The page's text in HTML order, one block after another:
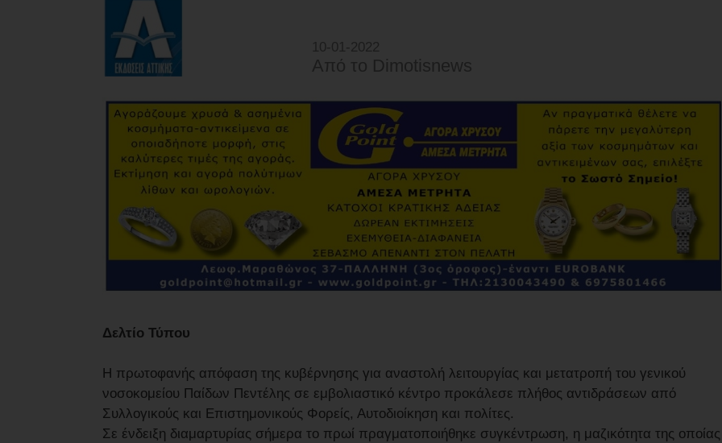
10-01-2022
Από τo Dimotisnews
Δελτίο Τύπου
Η πρωτοφανής απόφαση της κυβέρνησης για αναστολή λειτουργίας και μετατροπή του γενικού
νοσοκομείου Παίδων Πεντέλης σε εμβολιαστικό κέντρο προκάλεσε πλήθος αντιδράσεων από
Συλλογικούς και Επιστημονικούς Φορείς, Αυτοδιοίκηση και πολίτες.
Σε ένδειξη διαμαρτυρίας σήμερα το πρωί πραγματοποιήθηκε συγκέντρωση, η μαζικότητα της οποίας